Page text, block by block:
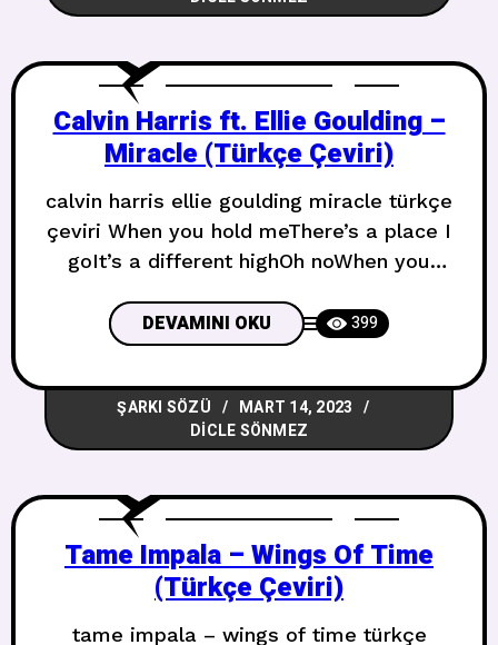
Calvin Harris ft. Ellie Goulding –
Miracle (Türkçe Çeviri)
calvin harris ellie goulding miracle türkçe
çeviri When you hold meThere’s a place I
goIt’s a different highOh noWhen you
lightOh no Beni tuttuğundaGittiğim bir yer
varBu farklı bir yükseklikOh hayırBana
dokunduğundaSavunmasız
oluyorumFarklı bir ışıktaOh hayır Are you
too cynicalTo believe in a miracleThat
you
DEVAMINI OKU 399
ŞARKI SÖZÜ
MART 14, 2023
DICLE SÖNMEZ
Tame Impala – Wings Of Time
(Türkçe Çeviri)
tame impala – wings of time türkçe